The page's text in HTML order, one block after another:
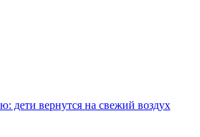
дети вернутся на свежий воздух